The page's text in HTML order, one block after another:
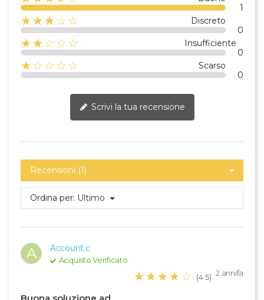
1
☆☆☆☆☆
★★★
Discreto
0
☆☆☆☆☆
★★
Insufficiente
0
☆☆☆☆☆
★
Scarso
0
Scrivi la tua recensione
Recensioni (1)
Ordina per: Ultimo
A Account.c
Acquisto Verificato
☆☆☆☆☆
★★★★★ (4.5) 2 annifa